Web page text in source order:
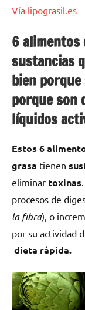
Vía lipograsil.es
6 alimentos
sustancias
bien porque
porque son
líquidos
Estos 6
grasa tienen
eliminar toxinas
procesos de
la fibra), o
por su actividad
dieta rápida.